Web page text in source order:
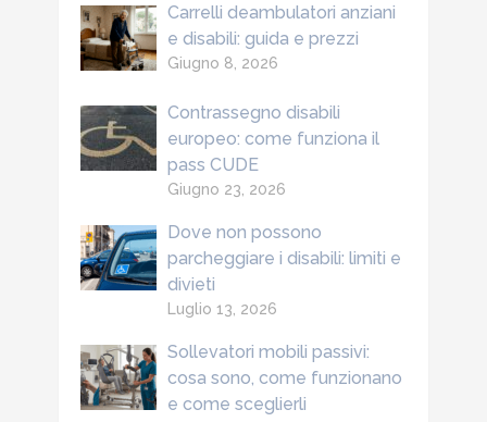
Carrelli deambulatori anziani
e disabili: guida e prezzi
Giugno 8, 2026
Contrassegno disabili
europeo: come funziona il
pass CUDE
Giugno 23, 2026
Dove non possono
parcheggiare i disabili: limiti e
divieti
Luglio 13, 2026
Sollevatori mobili passivi:
cosa sono, come funzionano
e come sceglierli